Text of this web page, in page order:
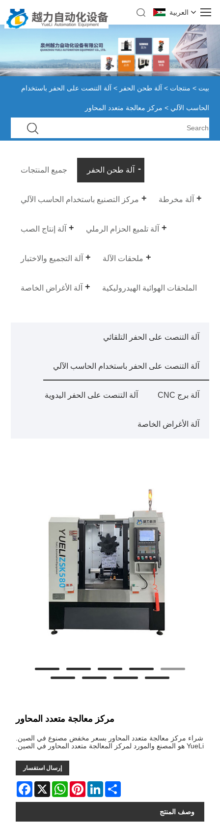
العربية
بيت > منتجات > آلة طحن الحفر > آلة التنصت على الحفر باستخدام
الحاسب الآلي > مركز معالجة متعدد المحاور
جميع المنتجات آلة طحن الحفر
مركز التصنيع باستخدام الحاسب الآلي آلة مخرطة
آلة إنتاج الصب آلة تلميع الحزام الرملي
آلة التجميع والاختبار ملحقات الآلة
آلة الأغراض الخاصة الملحقات الهوائية الهيدروليكية
آلة التنصت على الحفر التلقائي
آلة التنصت على الحفر باستخدام الحاسب الآلي
آلة برج CNC آلة التنصت على الحفر اليدوية
آلة الأغراض الخاصة
مركز معالجة متعدد المحاور
شراء مركز معالجة متعدد المحاور بسعر مخفض مصنوع في الصين.
YueLi هو المصنع والمورد لمركز المعالجة متعدد المحاور في الصين.
إرسال استفسار
Facebook X
WhatsAppPinterestLinkedInShare
وصف المنتج